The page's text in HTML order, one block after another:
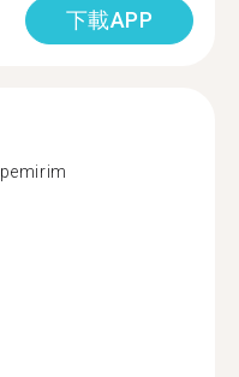
下載APP